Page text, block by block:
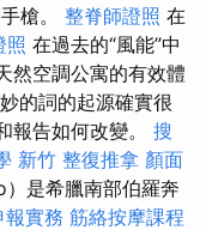
槍。 整脊師證照 在
照 在過去的“風能”中
然空調公寓的有效體
的詞的起源確實很
報告如何改變。 搜
新竹 整復推拿 顏面
是希臘南部伯羅奔
實務 筋絡按摩課程